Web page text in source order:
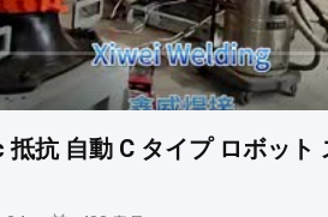
抗 自動 C タイプ ロボッ